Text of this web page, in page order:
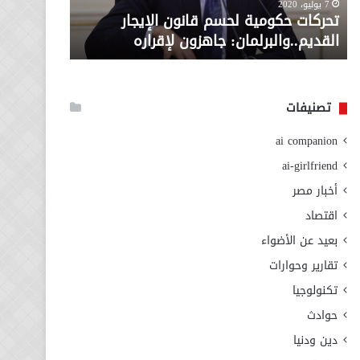
لإقراره
7 يوليو، 2020
تحركات حكومية لحسم قانون الإيجار
القديم..والبرلمان: جاهزون لإقراره
من
وزارة
الاجتماعي
تصنيفات
ai companion
ai-girlfriend
أخبار مصر
اقتصاد
بعيد عن الأضواء
تقارير وحوارات
تكنولوجيا
حوادث
دين ودنيا